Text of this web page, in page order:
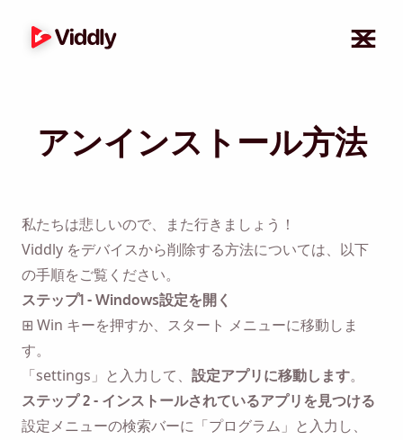
アンインストール方法
私たちは悲しいので、また行きましょう！
Viddly をデバイスから削除する方法については、以下
の手順をご覧ください。
ステップ1 - Windows設定を開く
⊞ Win キーを押すか、スタート メニューに移動しま
す。
「settings」と入力して、 設定アプリに移動します。
ステップ 2 - インストールされているアプリを見つける
設定メニューの検索バーに「プログラム」と入力し、